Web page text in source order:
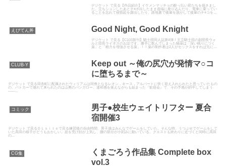
デジケット で見る【作品紹介】イケメンマッチョの酔っ払い君たちを描きまし
た。立ちションしたあとチ○ポ出したまま道端に座り込んだり、電車に乗ってい
ることを忘れて寝勃起を露出したり、路地裏で後輩を脱がして後輩のチ○コを弄
えびてん丼 Good Night, Good Knight
デジケット で見る【C103新刊】騎士団同人誌第4弾！王立騎士団の副団長ウォ
ルと団長ライオスのお話です。勝手に飲んでしまった秘薬は「深い眠りにつく
薬」と「精力を増強させる薬」！！薬の制作者は2人がセックスをすれば元に戻
CLUB-Y
Keep out ～俺の尻穴が発情マ○コ
に堕ちるまで～
デジケット で見る田舎町に配属されたウィリアムは同僚となるレオン，キース，アルバートに快く迎え入れられたと思っていたもの
の、パトカーで連れて来られたのは山奥のバンガロー。違和感を覚えながらも始まった『歓迎会』で、その予感が的中してしまう
――...
コミック
男子●校生ウェイトリフター 夏合
宿開催3
デジケット で見るＤＬｓｉｔｅで見る練習後の自由時間、男子達はみんなでゲームをしていた。そんな時、うつぶせでゲームをして
いた高田の様子がどうもおかしい。息を荒げ顔が上気し、腰の部分が小刻みに動いている。クエストも終わりに近づくと同時に高田
の...
CG集
くまごろう作品集 Complete box
vol.3